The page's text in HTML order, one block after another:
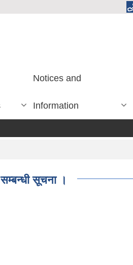
Notices and
Information
सूचना ।